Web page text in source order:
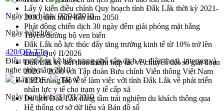
Lấy ý kiến điều chỉnh Quy hoạch tỉnh Đắk Lắk thời kỳ 2021-
2030, tầm nhìn đến năm 2050
Phát động chiến dịch 30 ngày đêm giải phóng mặt bằng
Tuyến đường bộ ven biển
Đắk Lắk nỗ lực thúc đẩy tăng trưởng kinh tế từ 10% trở lên
trong Quý II/2026
Đắk Lắk ký kết thỏa thuận hợp tác về chuyển đổi số giai đoạn
2026 – 2030 với Tập đoàn Bưu chính Viễn thông Việt Nam
Thứ trưởng Bộ Y tế làm việc với tỉnh Đắk Lắk về phát triển
nhân lực y tế cho trạm y tế cấp xã
Du lịch Đắk Lắk nâng tầm trải nghiệm du khách thông qua
Hệ thống cơ sở dữ liệu và Bản đồ số
Ngày ban hành: 02/04/2010
Ngày hiệu lực:
420/QĐ-TTg
Điều tra thống kê hiện trạng phổ cập dịch vụ điện thoại, internet và
nghe nhìn năm 2010
Bản PDF
Tải về
Ngày ban hành:31/03/2010